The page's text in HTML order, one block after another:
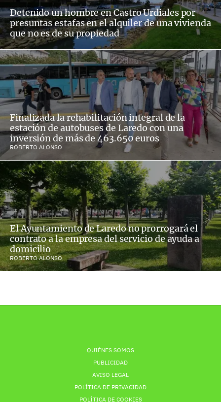
Detenido un hombre en Castro Urdiales por
presuntas estafas en el alquiler de una vivienda
que no es de su propiedad
Finalizada la rehabilitación integral de la
estación de autobuses de Laredo con una
inversión de más de 463.650 euros
ROBERTO ALONSO
El Ayuntamiento de Laredo no prorrogará el
contrato a la empresa del servicio de ayuda a
domicilio
ROBERTO ALONSO
QUIÉNES SOMOS
PUBLICIDAD
AVISO LEGAL
POLÍTICA DE PRIVACIDAD
POLÍTICA DE COOKIES